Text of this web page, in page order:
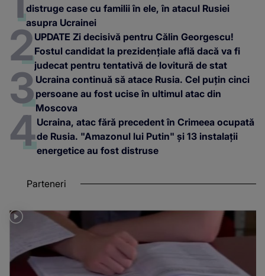
distruge case cu familii în ele, în atacul Rusiei
asupra Ucrainei
UPDATE Zi decisivă pentru Călin Georgescu!
Fostul candidat la prezidențiale află dacă va fi
judecat pentru tentativă de lovitură de stat
Ucraina continuă să atace Rusia. Cel puțin cinci
persoane au fost ucise în ultimul atac din
Moscova
Ucraina, atac fără precedent în Crimeea ocupată
de Rusia. "Amazonul lui Putin" și 13 instalații
energetice au fost distruse
Parteneri